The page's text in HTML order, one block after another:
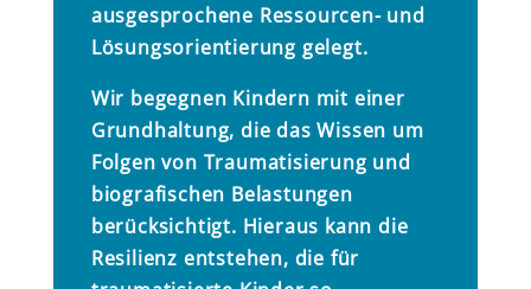
ausgesprochene Ressourcen- und
Lösungsorientierung gelegt.
Wir begegnen Kindern mit einer
Grundhaltung, die das Wissen um
Folgen von Traumatisierung und
biografischen Belastungen
berücksichtigt. Hieraus kann die
Resilienz entstehen, die für